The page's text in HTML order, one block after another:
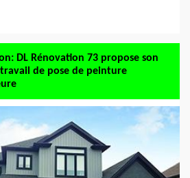
DL Rénovation 73 propose son
de pose de peinture